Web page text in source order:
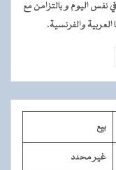
نفس اليوم و بالتزامن مع
والفرنسية.
بيع
غير محدد